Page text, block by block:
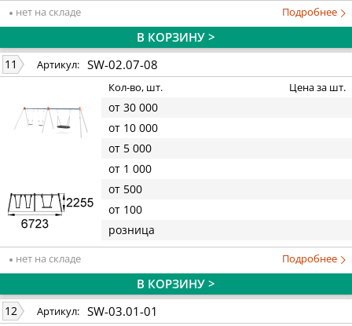
нет на складе Подробнее
В КОРЗИНУ >
11 Артикул: SW-02.07-08
Кол-во, шт. Цена за шт.
от 30 000
от 10 000
от 5 000
от 1 000
от 500
от 100
розница
нет на складе Подробнее
В КОРЗИНУ >
12 Артикул: SW-03.01-01